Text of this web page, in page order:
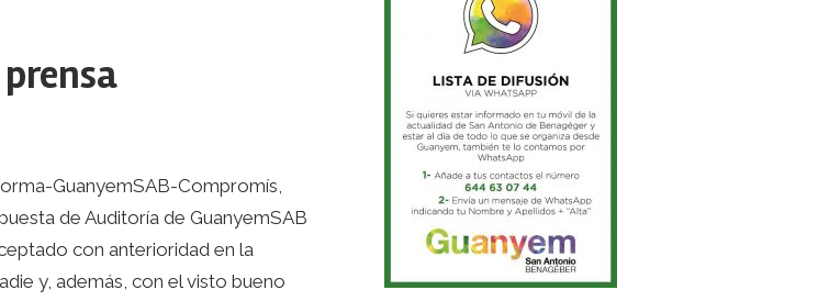
GuanyemSAB-Compromís,
de Auditoría de GuanyemSAB
con anterioridad en la
y, además, con el visto bueno